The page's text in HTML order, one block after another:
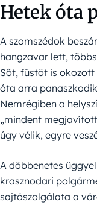
Hetek óta
A szomszédok
hangzavar lett,
Sőt, füstöt is
óta arra
Nemrégiben a
„mindent
úgy vélik, egyre
A döbbenetes
krasznodari
sajtószolgálata a